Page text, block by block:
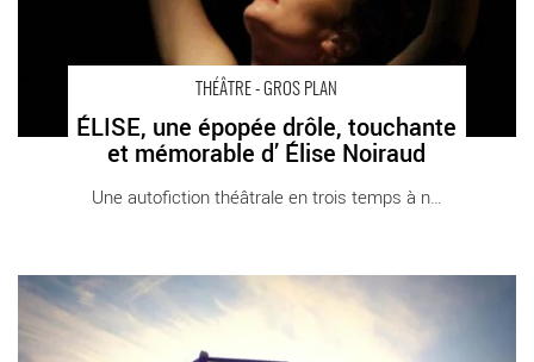
THÉÂTRE - GROS PLAN
ÉLISE, une épopée drôle, touchante
et mémorable d’ Élise Noiraud
Une autofiction théâtrale en trois temps à ne [...]
« Le Mans fait son cirque », une 25ème édition rassembleuse
porteuse d’utopie envers et contre tout - Critique sortie Théâtre
Le Mans Le Plongeoir – Cité du Cirque